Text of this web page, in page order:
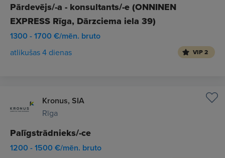
Pārdevējs/-a - konsultants/-e (ONNINEN
EXPRESS Rīga, Dārzciema iela 39)
1300 - 1700 €/mēn. bruto
atlikušas 4 dienas VIP 2
Kronus, SIA
Rīga
Palīgstrādnieks/-ce
1200 - 1500 €/mēn. bruto